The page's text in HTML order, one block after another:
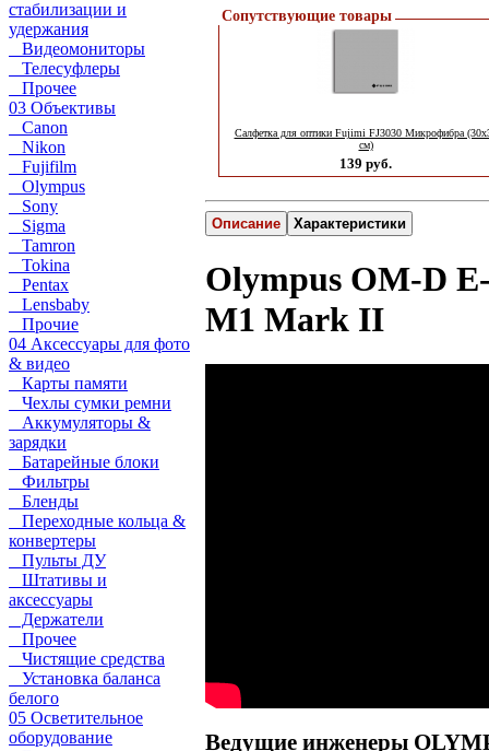
стабилизации и
удержания
Видеомониторы
Телесуфлеры
Прочее
03 Объективы
Canon
Nikon
Fujifilm
Olympus
Sony
Sigma
Tamron
Tokina
Pentax
Lensbaby
Прочие
04 Аксессуары для фото
& видео
Карты памяти
Чехлы сумки ремни
Аккумуляторы &
зарядки
Батарейные блоки
Фильтры
Бленды
Переходные кольца &
конвертеры
Пульты ДУ
Штативы и
аксессуары
Держатели
Прочее
Чистящие средства
Установка баланса
белого
05 Осветительное
оборудование
Сопутствующие товары
Салфетка для оптики Fujimi FJ3030 Микрофибра
см)
139 руб.
Описание Характеристики
Olympus OM-D
M1 Mark II
Ведущие инженеры